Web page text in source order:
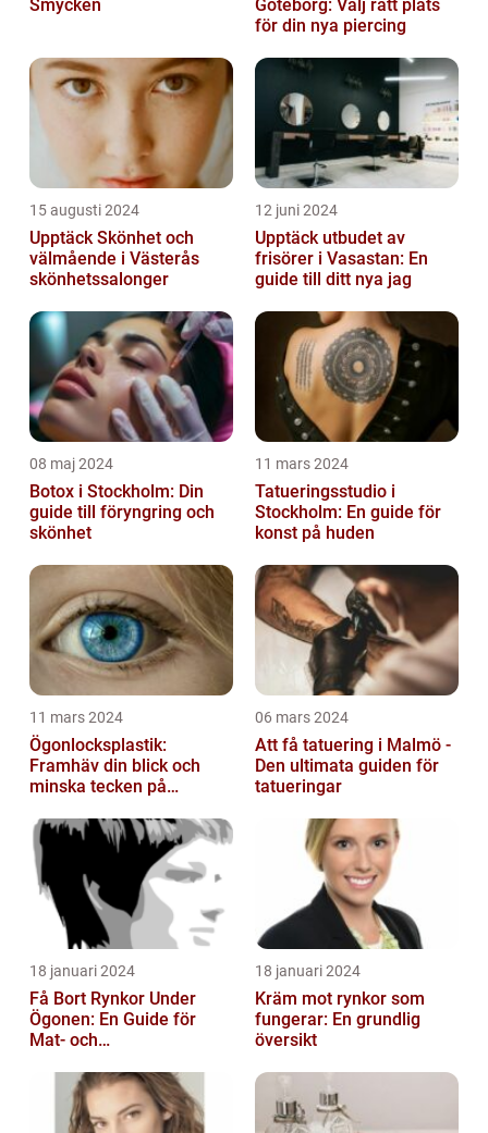
Smycken
Göteborg: Välj rätt plats
för din nya piercing
15 augusti 2024
Upptäck Skönhet och
välmående i Västerås
skönhetssalonger
12 juni 2024
Upptäck utbudet av
frisörer i Vasastan: En
guide till ditt nya jag
08 maj 2024
Botox i Stockholm: Din
guide till föryngring och
skönhet
11 mars 2024
Tatueringsstudio i
Stockholm: En guide för
konst på huden
11 mars 2024
Ögonlocksplastik:
Framhäv din blick och
minska tecken på
06 mars 2024
Att få tatuering i Malmö -
Den ultimata guiden för
tatueringar
18 januari 2024
Få Bort Rynkor Under
Ögonen: En Guide för
Mat- och
18 januari 2024
Kräm mot rynkor som
fungerar: En grundlig
översikt